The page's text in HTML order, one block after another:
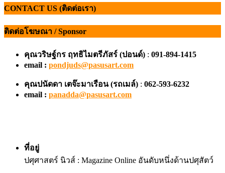
CONTACT US (ติดต่อเรา)
ติดต่อโฆษณา / Sponsor
คุณวริษฐ์กร ฤทธิไมตรีภัสร์ (ปอนด์) : 091-894-1415
email : pondjuds@pasusart.com
คุณปนัดดา เตจ๊ะมาเรือน (รถเมล์) : 062-593-6232
email : panadda@pasusart.com
ที่อยู่
ปศุศาสตร์ นิวส์ : Magazine Online อันดับหนึ่งด้านปศุสัตว์